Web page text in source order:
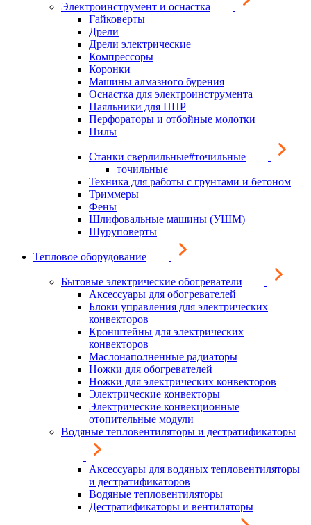
Электроинструмент и оснастка
Гайковерты
Дрели
Дрели электрические
Компрессоры
Коронки
Машины алмазного бурения
Оснастка для электроинструмента
Паяльники для ППР
Перфораторы и отбойные молотки
Пилы
Станки сверлильные#точильные
точильные
Техника для работы с грунтами и бетоном
Триммеры
Фены
Шлифовальные машины (УШМ)
Шуруповерты
Тепловое оборудование
Бытовые электрические обогреватели
Аксессуары для обогревателей
Блоки управления для электрических
конвекторов
Кронштейны для электрических
конвекторов
Маслонаполненные радиаторы
Ножки для обогревателей
Ножки для электрических конвекторов
Электрические конвекторы
Электрические конвекционные
отопительные модули
Водяные тепловентиляторы и дестратификаторы
Аксессуары для водяных тепловентиляторы
и дестратификаторов
Водяные тепловентиляторы
Дестратификаторы и вентиляторы